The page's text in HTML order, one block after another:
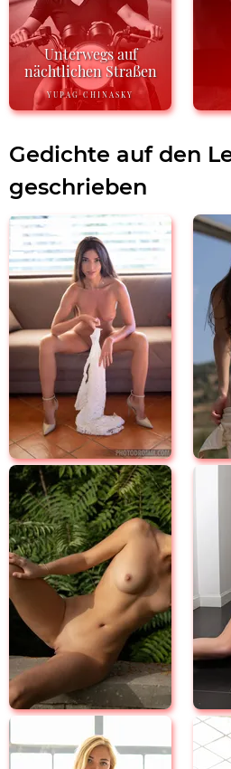
Unterwegs auf
nächtlichen Straßen
YUPAG CHINASKY
Gedichte auf den
geschrieben